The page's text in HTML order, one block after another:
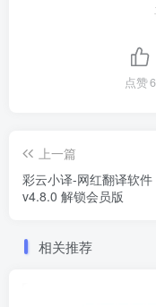
点赞6
上一篇
彩云小译-网红翻译软件
v4.8.0 解锁会员版
相关推荐